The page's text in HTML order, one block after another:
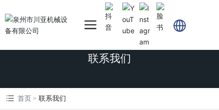
联系我们
首页 联系我们